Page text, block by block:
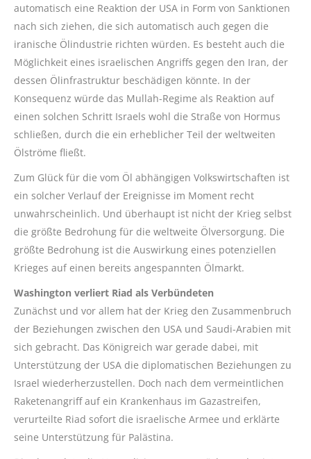
automatisch eine Reaktion der USA in Form von Sanktionen
nach sich ziehen, die sich automatisch auch gegen die
iranische Ölindustrie richten würden. Es besteht auch die
Möglichkeit eines israelischen Angriffs gegen den Iran, der
dessen Ölinfrastruktur beschädigen könnte. In der
Konsequenz würde das Mullah-Regime als Reaktion auf
einen solchen Schritt Israels wohl die Straße von Hormus
schließen, durch die ein erheblicher Teil der weltweiten
Ölströme fließt.
Zum Glück für die vom Öl abhängigen Volkswirtschaften ist
ein solcher Verlauf der Ereignisse im Moment recht
unwahrscheinlich. Und überhaupt ist nicht der Krieg selbst
die größte Bedrohung für die weltweite Ölversorgung. Die
größte Bedrohung ist die Auswirkung eines potenziellen
Krieges auf einen bereits angespannten Ölmarkt.
Washington verliert Riad als Verbündeten
Zunächst und vor allem hat der Krieg den Zusammenbruch
der Beziehungen zwischen den USA und Saudi-Arabien mit
sich gebracht. Das Königreich war gerade dabei, mit
Unterstützung der USA die diplomatischen Beziehungen zu
Israel wiederherzustellen. Doch nach dem vermeintlichen
Raketenangriff auf ein Krankenhaus im Gazastreifen,
verurteilte Riad sofort die israelische Armee und erklärte
seine Unterstützung für Palästina.